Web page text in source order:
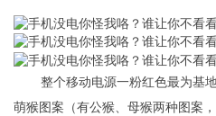
整个移动电源一粉红色最为基
萌猴图案（有公猴、母猴两种图案